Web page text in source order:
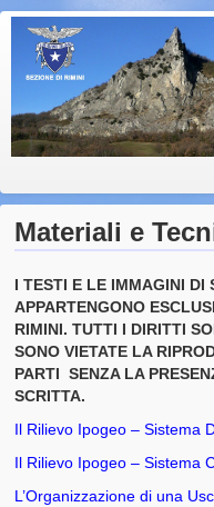
Club Alpino
di Rimini
Club Alpino Italiano •
Home
CAI Rimini
Lo Statuto della Sezione
Il Consiglio Direttivo
Materiali e
I TESTI E LE IMMAGINI DI
APPARTENGONO
RIMINI. TUTTI I DIRITTI
SONO VIETATE LA
PARTI SENZA LA
SCRITTA.
Il Rilievo Ipogeo – Sistema
Il Rilievo Ipogeo – Sistema
L’Organizzazione di una